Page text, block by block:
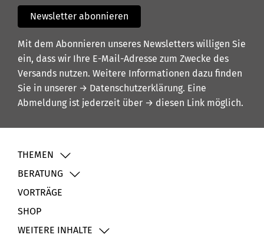
Newsletter abonnieren
Mit dem Abonnieren unseres Newsletters willigen Sie
ein, dass wir Ihre E-Mail-Adresse zum Zwecke des
Versands nutzen. Weitere Informationen dazu finden
Sie in unserer → Datenschutzerklärung. Eine
Abmeldung ist jederzeit über → diesen Link möglich.
THEMEN
BERATUNG
VORTRÄGE
SHOP
WEITERE INHALTE